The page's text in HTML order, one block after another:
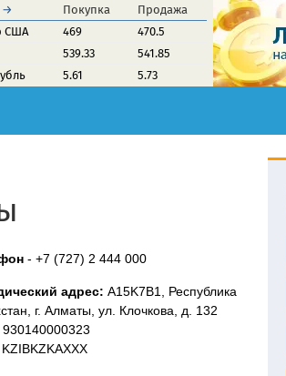
→ Покупка
Продажа
США
469
470.5
539.33
541.85
5.61 5.73
- +7 (727) 2 444 000
адрес: A15K7B1, Республика
г. Алматы, ул. Клочкова, д. 132
930140000323
KZIBKZKAXXX